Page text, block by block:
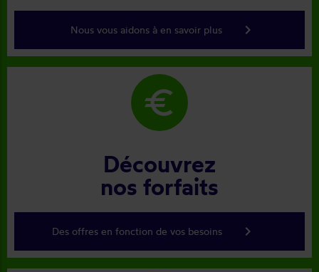
Nous vous aidons à en savoir plus keyboard_arrow_right
euro
Découvrez
nos forfaits
Des offres en fonction de vos besoins keyboard_arrow_right